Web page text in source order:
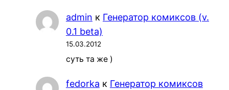
admin к Генератор комиксов (v.
0.1 beta)
15.03.2012
суть та же )
fedorka к Генератор комиксов